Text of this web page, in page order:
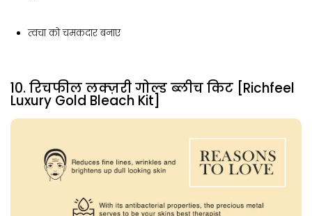
त्वचा को चमकदार बनाए
10. रिचफील लक्ज़री गोल्ड ब्लीच किट [Richfeel
Luxury Gold Bleach Kit]